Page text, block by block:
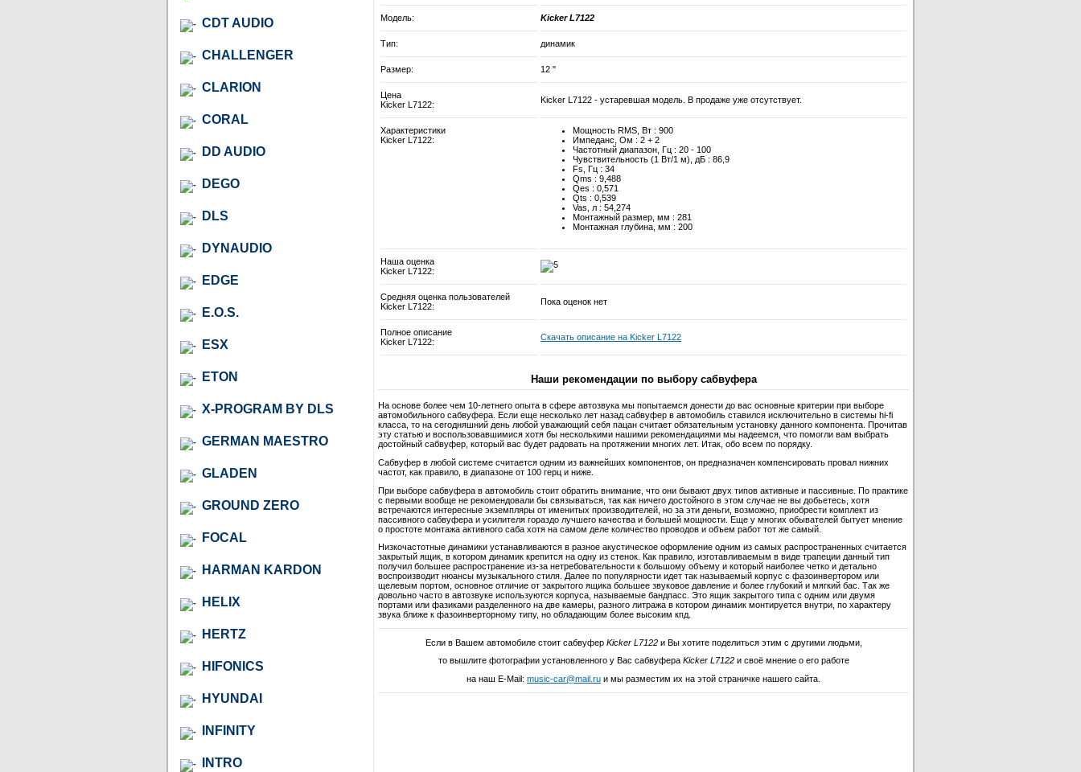
CDT AUDIO
CHALLENGER
CLARION
CORAL
DD AUDIO
DEGO
DLS
DYNAUDIO
EDGE
E.O.S.
ESX
ETON
X-PROGRAM BY DLS
GERMAN MAESTRO
GLADEN
GROUND ZERO
FOCAL
HARMAN KARDON
HELIX
HERTZ
HIFONICS
HYUNDAI
INFINITY
INTRO
Модель: Kicker L7122
Тип: динамик
Размер: 12 ''
Цена
Kicker L7122:
Kicker L7122 - устаревшая модель. В продаже уже отсутствует.
Характеристики
Kicker L7122:
Мощность RMS, Вт : 900
Импеданс, Ом : 2 + 2
Частотный диапазон, Гц : 20 - 100
Чувствительность (1 Вт/1 м), дБ : 86,9
Fs, Гц : 34
Qms : 9,488
Qes : 0,571
Qts : 0,539
Vas, л : 54,274
Монтажный размер, мм : 281
Монтажная глубина, мм : 200
Наша оценка
Kicker L7122:
Средняя оценка пользователей
Kicker L7122:
Пока оценок нет
Полное описание
Kicker L7122:
Скачать описание на Kicker L7122
Наши рекомендации по выбору сабвуфера
На основе более чем 10-летнего опыта в сфере автозвука мы попытаемся донести до вас основные критерии при выборе
автомобильного сабвуфера. Если еще несколько лет назад сабвуфер в автомобиль ставился исключительно в системы hi-fi
класса, то на сегодняшний день любой уважающий себя пацан считает обязательным установку данного компонента. Прочитав
эту статью и воспользовавшимися хотя бы несколькими нашими рекомендациями мы надеемся, что помогли вам выбрать
достойный сабвуфер, который вас будет радовать на протяжении многих лет. Итак, обо всем по порядку.
Сабвуфер в любой системе считается одним из важнейших компонентов, он предназначен компенсировать провал нижних
частот, как правило, в диапазоне от 100 герц и ниже.
При выборе сабвуфера в автомобиль стоит обратить внимание, что они бывают двух типов активные и пассивные. По практике
с первыми вообще не рекомендовали бы связываться, так как ничего достойного в этом случае не вы добьетесь, хотя
встречаются интересные экземпляры от именитых производителей, но за эти деньги, возможно, приобрести комплект из
пассивного сабвуфера и усилителя гораздо лучшего качества и большей мощности. Еще у многих обывателей бытует мнение
о простоте монтажа активного саба хотя на самом деле количество проводов и объем работ тот же самый.
Низкочастотные динамики устанавливаются в разное акустическое оформление одним из самых распространенных считается
закрытый ящик, в котором динамик крепится на одну из стенок. Как правило, изготавливаемым в виде трапеции данный тип
получил большее распространение из-за нетребовательности к большому объему и который наиболее четко и детально
воспроизводит нюансы музыкального стиля. Далее по популярности идет так называемый корпус с фазоинвертором или
щелевым портом, основное отличие от закрытого ящика большее звуковое давление и более глубокий и мягкий бас. Так же
довольно часто в автозвуке используются корпуса, называемые бандпасс. Это ящик закрытого типа с одним или двумя
портами или фазиками разделенного на две камеры, разного литража в котором динамик монтируется внутри, по характеру
звука ближе к фазоинверторному типу, но обладающим более высоким кпд.
Если в Вашем автомобиле стоит сабвуфер Kicker L7122и Вы хотите поделиться этим с другими людьми,
то вышлите фотографии установленного у Вас сабвуфера Kicker L7122и своё мнение о его работе
на наш E-Mail: music-car@mail.ru и мы разместим их на этой страничке нашего сайта.